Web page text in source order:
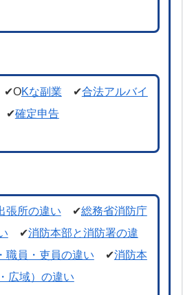
Kな副業 ✔合法アルバイ
✔確定申告
張所の違い ✔総務省消防庁
✔消防本部と消防署の違
職員・吏員の違い ✔消防本
広域）の違い